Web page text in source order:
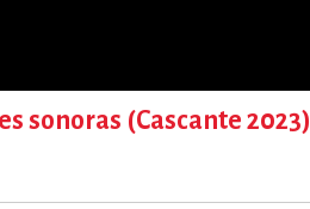
sonoras (Cascante 2023)